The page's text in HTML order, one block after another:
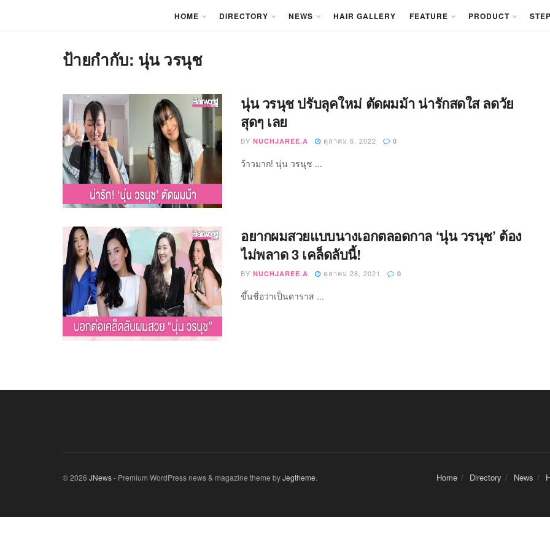
HOME DIRECTORY NEWS HAIR GALLERY FEATURE PRODUCT
ป้ายกำกับ: นุ่น วรนุช
นุ่น วรนุช ปรับลุคใหม่ ตัดผมม้า น่ารักสดใส ลดวัย
สุดๆ เลย
BY NUCHJAREE.A ตุลาคม 6, 2022 0
ว้าวมาก! นุ่น วรนุช ...
อยากผมสวยแบบนางเอกตลอดกาล ‘นุ่น วรนุช’ ต้อง
ไม่พลาด 3 เคล็ดลับนี้!
BY NUCHJAREE.A ตุลาคม 28, 2021 0
ขึ้นชื่อว่าเป็นดาราส ...
Home Directory News
© 2026 JNews- Premium WordPress news & magazine theme byJegtheme.